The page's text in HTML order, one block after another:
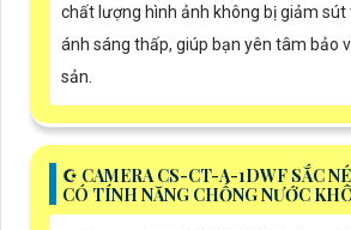
chất lượng hình ảnh không bị giảm sút
ánh sáng thấp, giúp bạn yên tâm bảo
sản.
☪ CAMERA CS-CT-A-1DWF SẮC
CÓ TÍNH NĂNG CHỐNG NƯỚC